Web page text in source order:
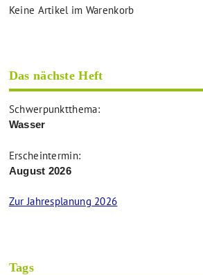
Keine Artikel im Warenkorb
Das nächste Heft
Schwerpunktthema:
Wasser
Erscheintermin:
August 2026
Zur Jahresplanung 2026
Tags